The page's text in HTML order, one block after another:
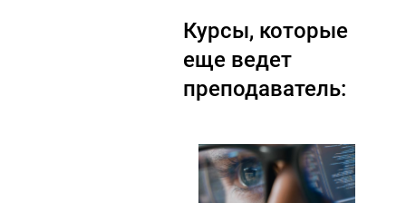
Курсы, которые
еще ведет
преподаватель: